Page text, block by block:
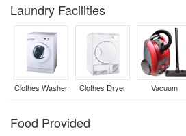
Laundry Facilities
Clothes Washer Clothes Dryer Vacuum
Food Provided